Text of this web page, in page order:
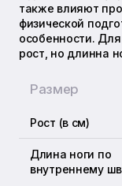
Колеса
Бескамерное
Втулки Reynolds,
58/62
также влияют
физической
особенности.
рост, но длинна
Размер
Рост (в см)
Длина ноги по
внутреннему